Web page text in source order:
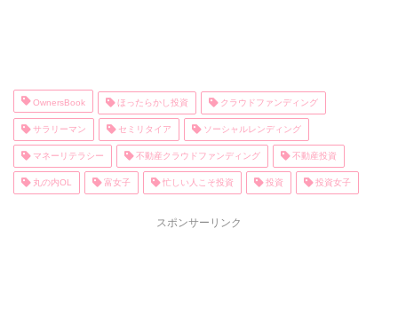
OwnersBook ほったらかし投資 クラウドファンディング
サラリーマン セミリタイア ソーシャルレンディング
マネーリテラシー 不動産クラウドファンディング 不動産投資
丸の内OL 富女子 忙しい人こそ投資 投資 投資女子
スポンサーリンク